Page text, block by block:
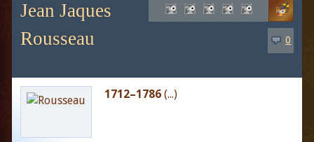
0
Jean Jaques
Rousseau
1712–1786(...)